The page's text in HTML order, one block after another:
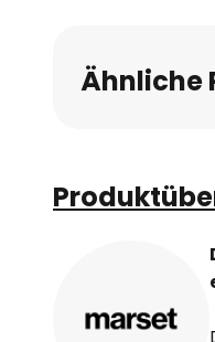
Bildgalerie
springen
Ähnliche